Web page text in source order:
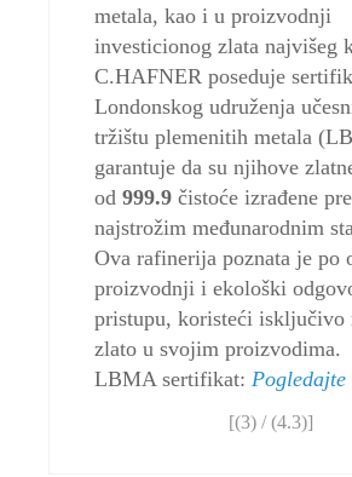
metala, kao i u proizvodnji
investicionog zlata najvišeg
C.HAFNER poseduje
Londonskog udruženja
tržištu plemenitih metala
garantuje da su njihove
od999.9 čistoće izrađene
najstrožim međunarodnim
Ova rafinerija poznata je po
proizvodnji i ekološki
pristupu, koristeći isključivo
zlato u svojim proizvodima.
LBMA sertifikat:Pogledajte
[(3) / (4.3)]